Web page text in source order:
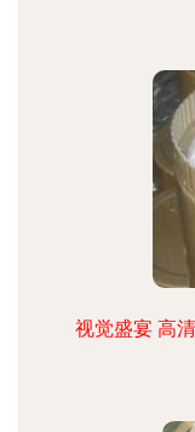
视觉盛宴 高